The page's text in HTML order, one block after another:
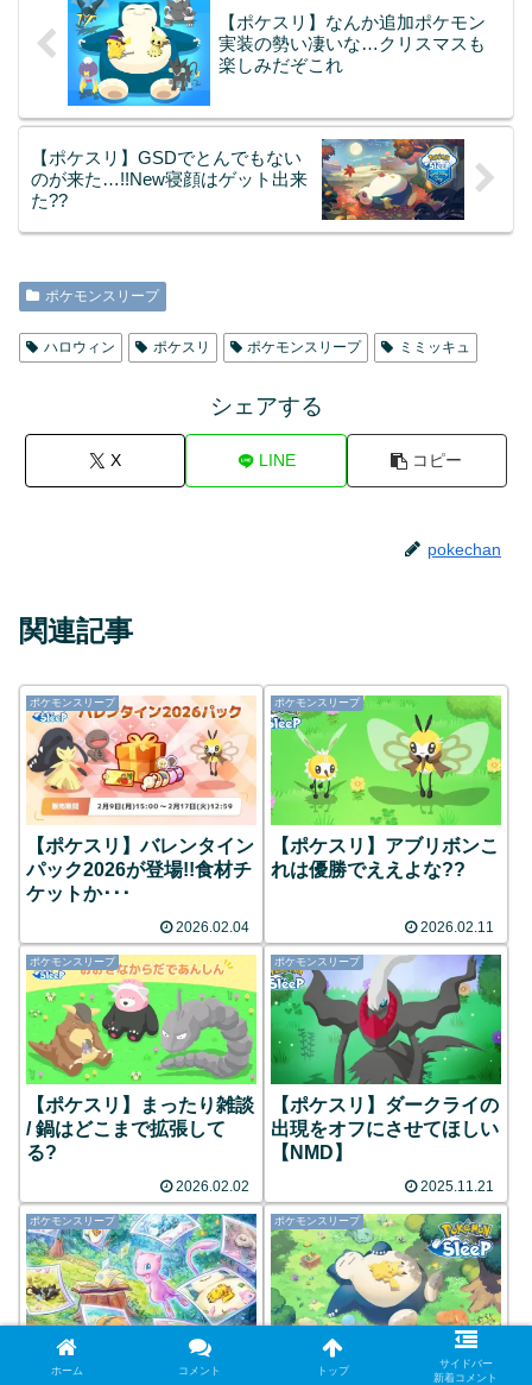
【ポケスリ】なんか追加ポケモン
実装の勢い凄いな…クリスマスも
楽しみだぞこれ
【ポケスリ】GSDでとんでもない
のが来た…!!New寝顔はゲット出来
た??
ポケモンスリープ
ハロウィン ポケスリ ポケモンスリープ ミミッキュ
シェアする
X LINE コピー
pokechan
関連記事
ポケモンスリープ
【ポケスリ】バレンタイン
パック2026が登場!!食材チ
ケットか･･･
2026.02.04
ポケモンスリープ
【ポケスリ】アブリボンこ
れは優勝でええよな??
2026.02.11
ポケモンスリープ
【ポケスリ】まったり雑談
/ 鍋はどこまで拡張して
る?
2026.02.02
ポケモンスリープ
【ポケスリ】ダークライの
出現をオフにさせてほしい
【NMD】
2025.11.21
ポケモンスリープ
【ポケスリ】ミュウのミラ
ポケモンスリープ
【ポケスリ】今年はレベル
ホーム コメント トップ
サイドバー
新着コメント